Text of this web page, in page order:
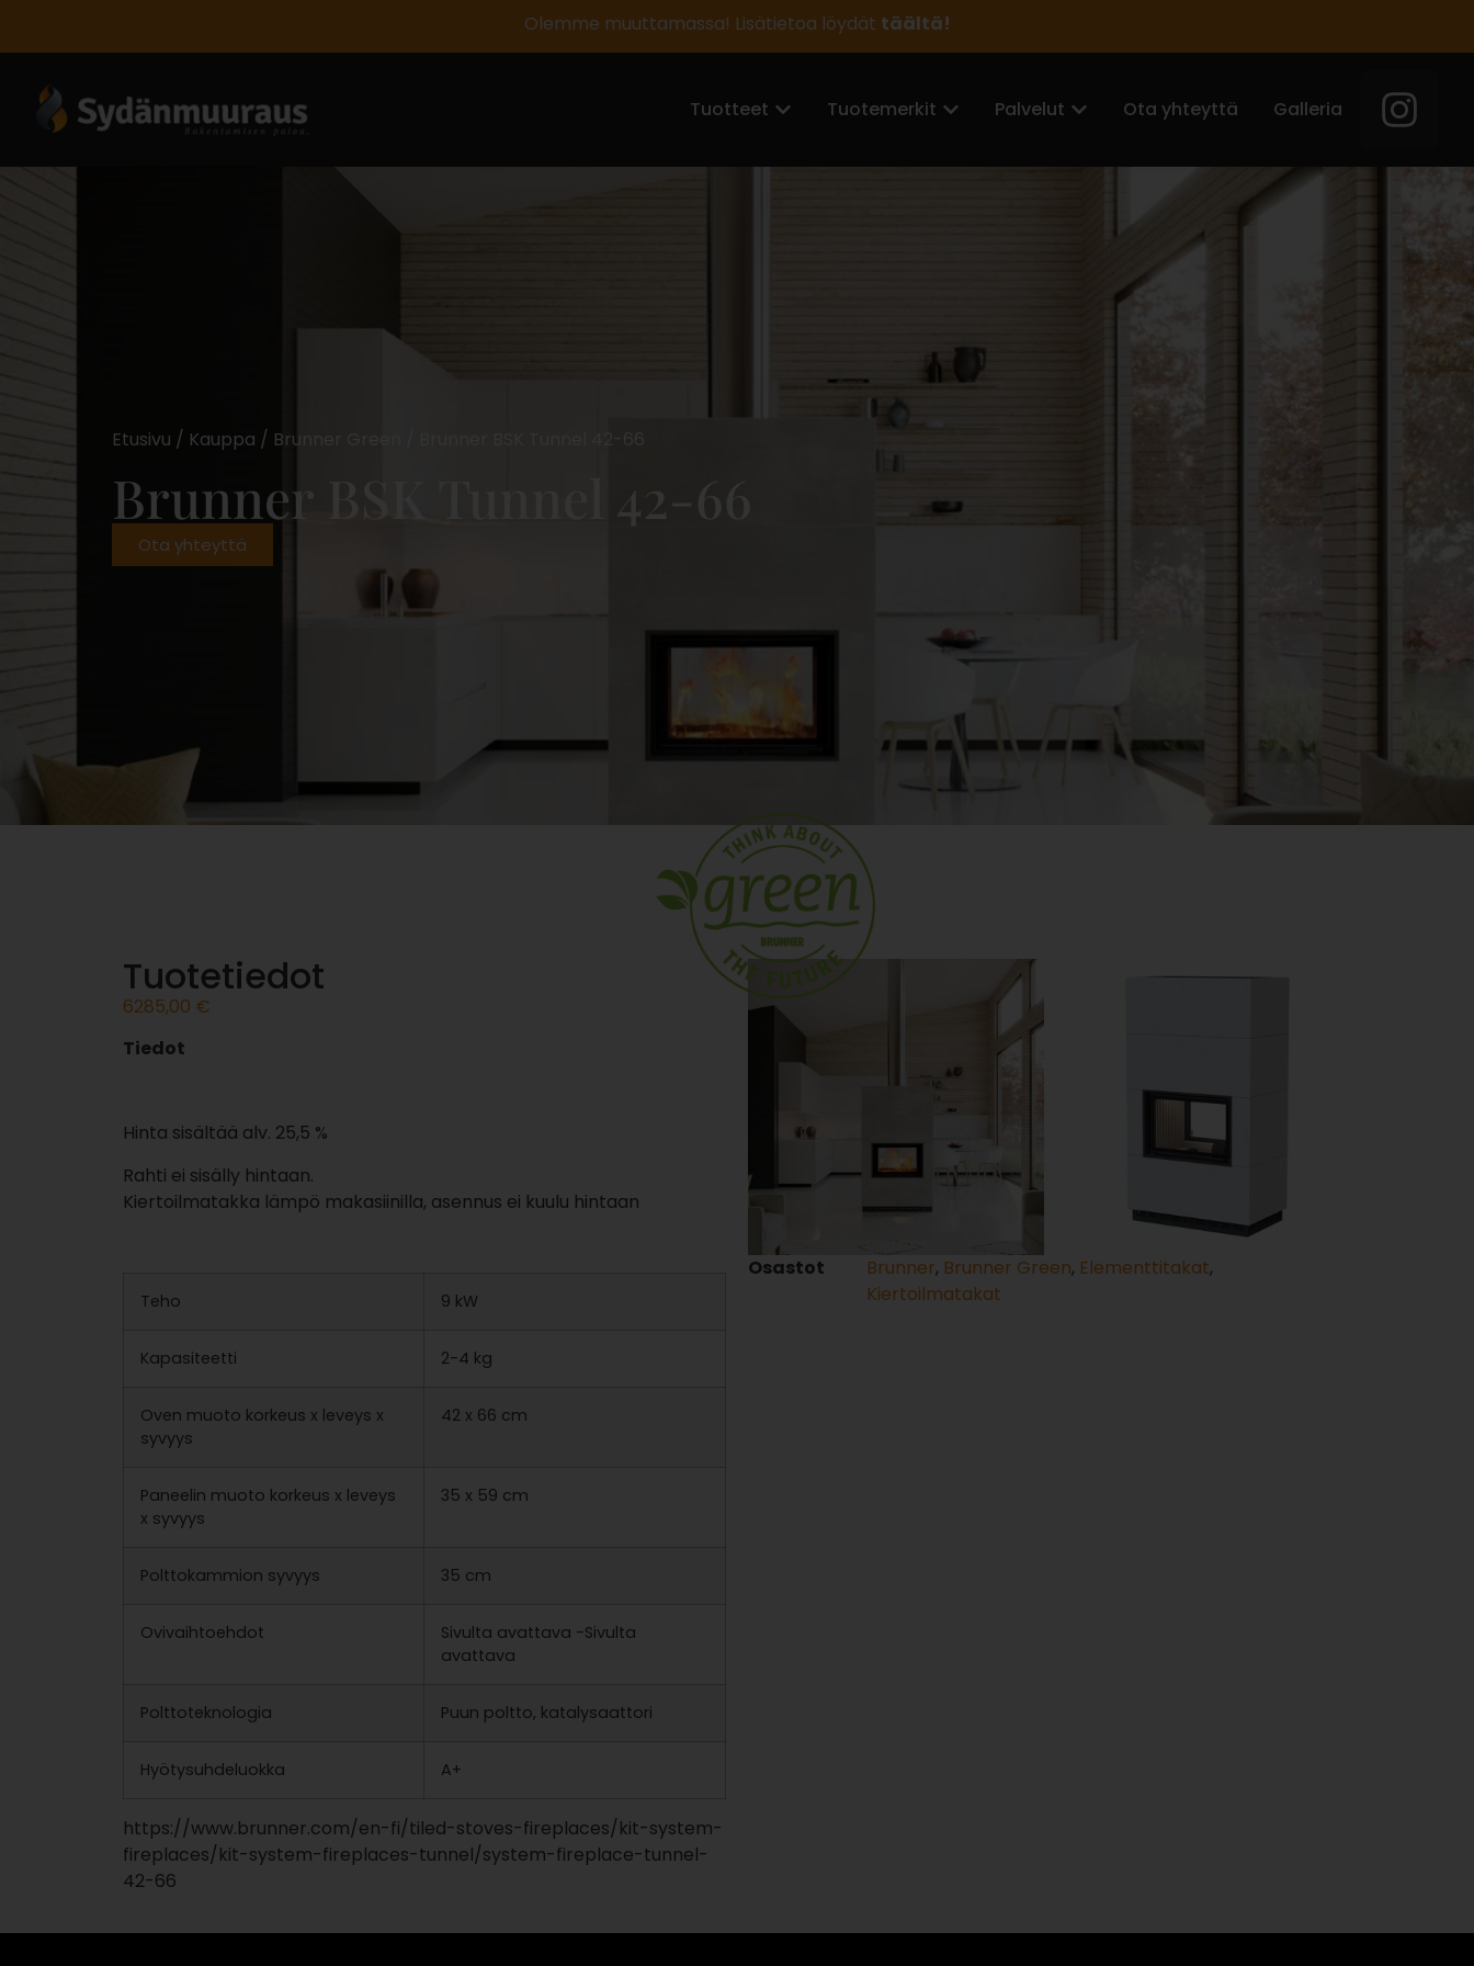
Olemme muuttamassa! Lisätietoa löydät täältä!
Tuotteet Tuotemerkit Palvelut Ota yhteyttä Galleria
Etusivu / Kauppa / Brunner Green
Brunner BSK Tunnel 42-66
Ota yhteyttä
Tuotetiedot
6285,00 €
Tiedot
Hinta sisältää alv. 25,5 %
Rahti ei sisälly hintaan.
Kiertoilmatakka lämpö makasiinilla, asennus ei kuulu hintaan
Teho 9 kW
Kapasiteetti 2-4 kg
Oven muoto korkeus x leveys x
syvyys
42 x 66 cm
Paneelin muoto korkeus x leveys
x syvyys
35 x 59 cm
Polttokammion syvyys 35 cm
Ovivaihtoehdot
Sivulta avattava -Sivulta
avattava
Polttoteknologia Puun poltto, katalysaattori
Hyötysuhdeluokka A+
https://www.brunner.com/en-fi/tiled-stoves-fireplaces/kit-system-
fireplaces/kit-system-fireplaces-tunnel/system-fireplace-tunnel-
42-66
Osastot Brunner, Brunner Green, Elementtitakat,
Kiertoilmatakat